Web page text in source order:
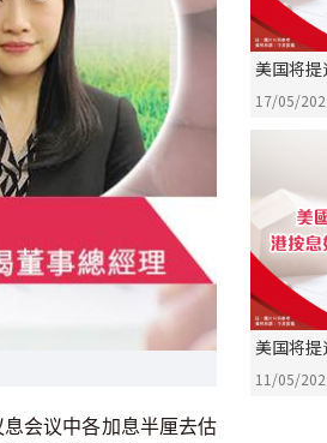
会议中各加息半厘去估
美国将提
17/05/
美国将提
11/05/